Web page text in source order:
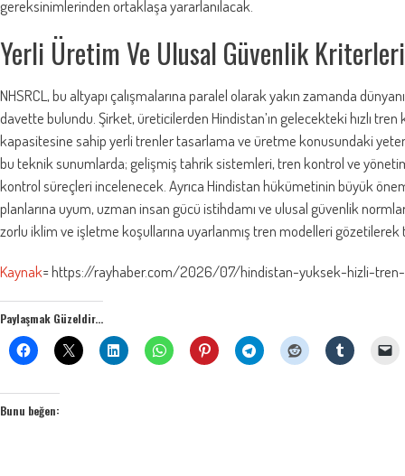
gereksinimlerinden ortaklaşa yararlanılacak.
Yerli Üretim Ve Ulusal Güvenlik
NHSRCL, bu altyapı çalışmalarına paralel olarak yakın zamanda
davette bulundu. Şirket, üreticilerden Hindistan’ın gelecekteki hızlı
kapasitesine sahip yerli trenler tasarlama ve üretme konusundaki
bu teknik sunumlarda; gelişmiş tahrik sistemleri, tren kontrol ve
kontrol süreçleri incelenecek. Ayrıca Hindistan hükümetinin büyük
planlarına uyum, uzman insan gücü istihdamı ve ulusal güvenlik
zorlu iklim ve işletme koşullarına uyarlanmış tren modelleri
Kaynak= https://rayhaber.com/2026/07/hindistan-yuksek-hizli-
Paylaşmak Güzeldir...
Bunu beğen: